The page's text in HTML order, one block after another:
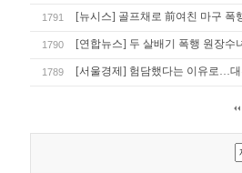
1791 [뉴시스] 골프채로 前여친 마구 폭
1790 [연합뉴스] 두 살배기 폭행 원장
1789 [서울경제] 험담했다는 이유로…